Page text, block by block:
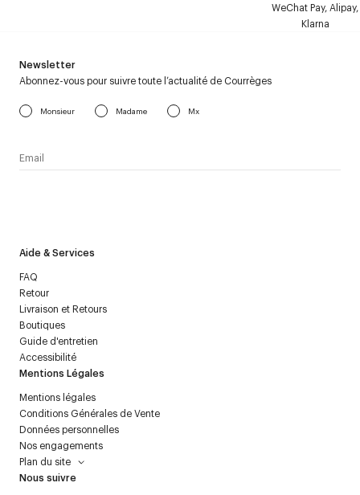
WeChat Pay, Alipay,
Klarna
Aide & Services
FAQ
Retour
Livraison et Retours
Boutiques
Guide d'entretien
Accessibilité
Mentions Légales
Mentions légales
Conditions Générales de Vente
Données personnelles
Nos engagements
Plan du site
Nous suivre
Newsletter
Abonnez-vous pour suivre toute l’actualité de Courrèges
Monsieur Madame Mx